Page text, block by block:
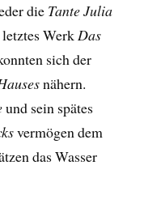
die Tante Julia
WerkDas
sich der
nähern.
und sein spätes
vermögen dem
das Wasser